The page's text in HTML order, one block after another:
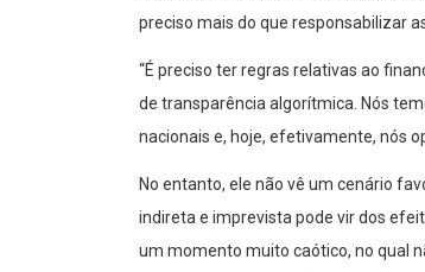
preciso mais do que responsabilizar
“É preciso ter regras relativas ao
de transparência algorítmica. Nós
nacionais e, hoje, efetivamente, nós
No entanto, ele não vê um cenário
indireta e imprevista pode vir dos
um momento muito caótico, no qual